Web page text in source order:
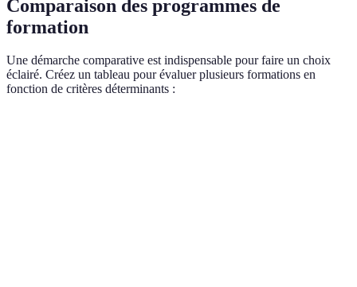
Comparaison des programmes de
formation
Une démarche comparative est indispensable pour faire un choix
éclairé. Créez un tableau pour évaluer plusieurs formations en
fonction de critères déterminants :